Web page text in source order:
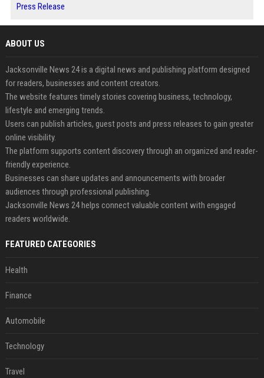
Press Release
ABOUT US
Jacksonville News 24 is a digital news and publishing platform designed
for readers, businesses and content creators.
The website features timely stories covering business, technology,
lifestyle and emerging trends.
Users can publish articles, guest posts and press releases to gain greater
online visibility.
The platform supports content discovery through an organized and reader-
friendly experience.
Businesses can share updates and announcements with broader
audiences through professional publishing.
Jacksonville News 24 helps connect valuable content with engaged
readers worldwide.
FEATURED CATEGORIES
Health
Finance
Automobile
Technology
Travel